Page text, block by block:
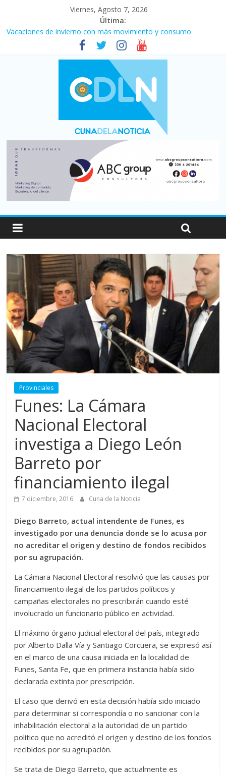
Viernes, Agosto 7, 2026
Última:
Vacaciones de invierno con más movimiento y consumo
turístico: 4,6 millones de personas viajaron por el país, un 5,9%
Fuerte caída de la venta de autos usados en julio: bajó un 12,6%
Central venció 1 a 0 al River de Coudet en el Monumental
La morosidad alcanzó su nivel más alto en dos décadas y ya
Desde que asumió Milei cerraron 41.000 kioscos: el sector
denuncia crisis como en 2001
Provinciales
Funes: La Cámara
Nacional Electoral
investiga a Diego León
Barreto por
financiamiento ilegal
7 diciembre, 2016 Cuna de la Noticia
Diego Barreto, actual intendente de Funes, es
investigado por una denuncia donde se lo acusa por
no acreditar el origen y destino de fondos recibidos
por su agrupación.
La Cámara Nacional Electoral resolvió que las causas por
financiamiento ilegal de los partidos políticos y
campañas electorales no prescribirán cuando esté
involucrado un funcionario público en actividad.
El máximo órgano judicial electoral del país, integrado
por Alberto Dalla Vía y Santiago Corcuera, se expresó así
en el marco de una causa iniciada en la localidad de
Funes, Santa Fe, que en primera instancia había sido
declarada extinta por prescripción.
El caso que derivó en esta decisión había sido iniciado
para determinar si correspondía o no sancionar con la
inhabilitación electoral a la autoridad de un partido
político que no acreditó el origen y destino de los fondos
recibidos por su agrupación.
Se trata de Diego Barreto, que actualmente es